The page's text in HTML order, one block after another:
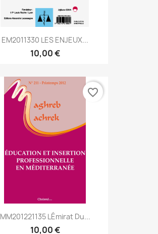
EM2011330 LES ENJEUX...
10,00 €
MM201221135 Lémirat Du...
10,00 €
favorite_border